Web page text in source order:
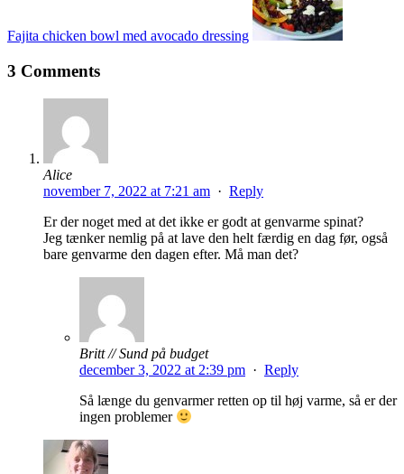
Fajita chicken bowl med avocado dressing
3 Comments
Alice
november 7, 2022 at 7:21 am · Reply
Er der noget med at det ikke er godt at genvarme spinat?
Jeg tænker nemlig på at lave den helt færdig en dag før, også
bare genvarme den dagen efter. Må man det?
Britt // Sund på budget
december 3, 2022 at 2:39 pm · Reply
Så længe du genvarmer retten op til høj varme, så er der
ingen problemer